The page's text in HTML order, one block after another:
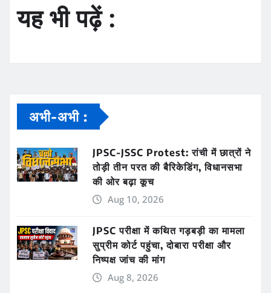
यह भी पढ़ें :
अभी-अभी :
JPSC-JSSC Protest: रांची में छात्रों ने
तोड़ी तीन परत की बैरिकेडिंग, विधानसभा
की ओर बढ़ा कूच
Aug 10, 2026
JPSC परीक्षा में कथित गड़बड़ी का मामला
सुप्रीम कोर्ट पहुंचा, दोबारा परीक्षा और
निष्पक्ष जांच की मांग
Aug 8, 2026